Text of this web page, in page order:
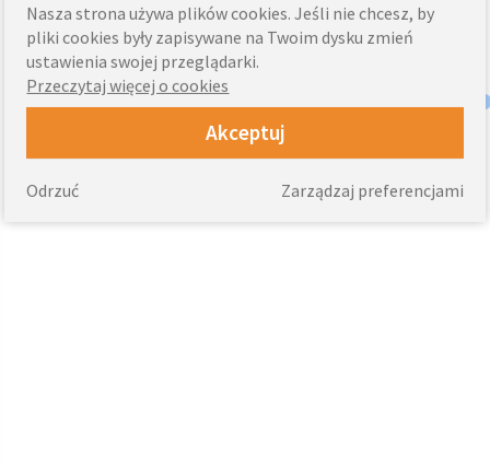
Nasza strona używa plików cookies. Jeśli nie chcesz, by
pliki cookies były zapisywane na Twoim dysku zmień
ustawienia swojej przeglądarki.
Przeczytaj więcej o cookies
Akceptuj
Zarządzaj preferencjami
Odrzuć